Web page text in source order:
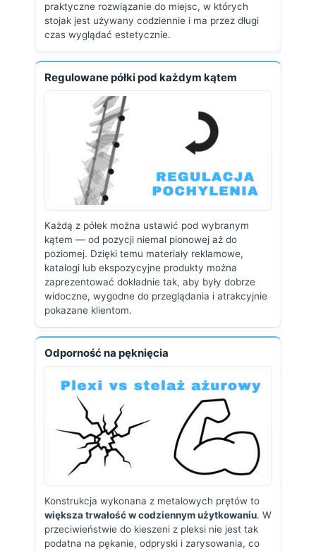
praktyczne rozwiązanie do miejsc, w których
stojak jest używany codziennie i ma przez długi
czas wyglądać estetycznie.
Regulowane półki pod każdym kątem
Każdą z półek można ustawić pod wybranym
kątem — od pozycji niemal pionowej aż do
poziomej. Dzięki temu materiały reklamowe,
katalogi lub ekspozycyjne produkty można
zaprezentować dokładnie tak, aby były dobrze
widoczne, wygodne do przeglądania i atrakcyjnie
pokazane klientom.
Odporność na pęknięcia
Konstrukcja wykonana z metalowych prętów to
większa trwałość w codziennym użytkowaniu. W
przeciwieństwie do kieszeni z pleksi nie jest tak
podatna na pękanie, odpryski i zarysowania, co